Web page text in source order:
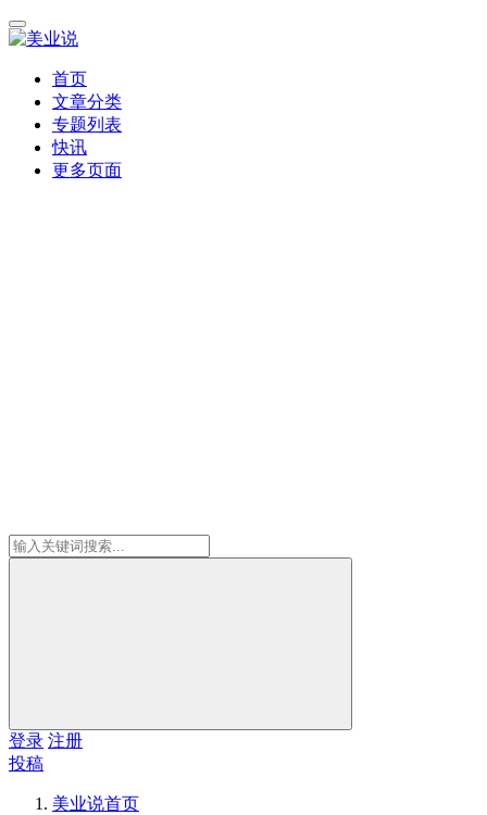
首页
文章分类
专题列表
快讯
更多页面
登录 注册
投稿
美业说首页